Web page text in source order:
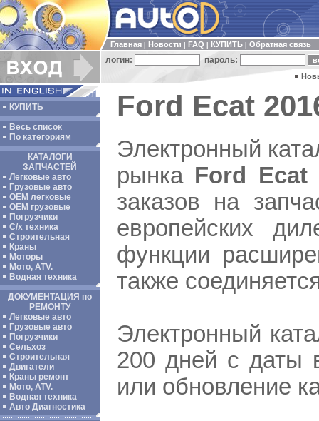
Главная Новости FAQ КУПИТЬ Обратная связь
логин: пароль:
КУПИТЬ
Весь список
По категориям
КАТАЛОГИ
ЗАПЧАСТЕЙ
Легковые авто
Грузовые авто
ОЕМ легковые
OEM грузовые
Погрузчики
С/х техника
Строительная
Краны
Моторы
Мото, ATV.
Водная техника
ДОКУМЕНТАЦИЯ по
РЕМОНТУ
Легковые авто
Грузовые авто
Погрузчики
Сельхоз
Строительная
Двигатели
Краны ремонт
Мото, ATV.
Водная техника
Авто Диагностика
Ford Ecat
Электронный
рынка Ford Ecat
заказов на
европейских
функции
также
Электронный
200 дней с даты
или обновление